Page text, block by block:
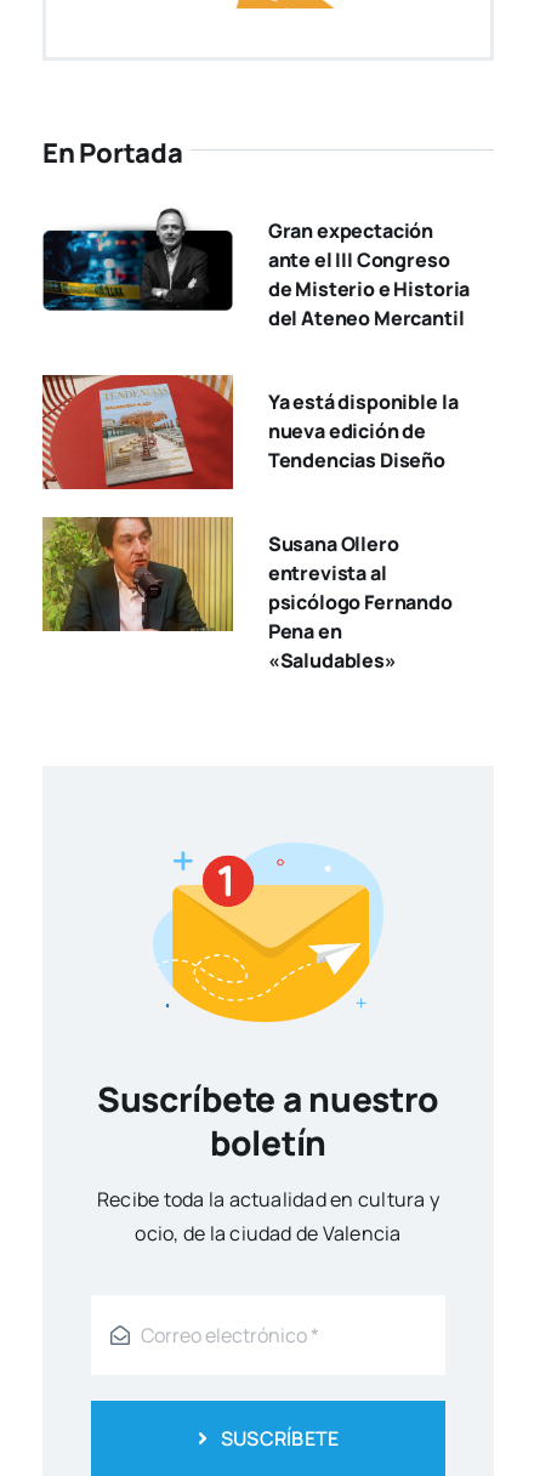
En Portada
Gran expectación
ante el III Congreso
de Misterio e Historia
del Ateneo Mercantil
Ya está disponible la
nueva edición de
Tendencias Diseño
Susana Ollero
entrevista al
psicólogo Fernando
Pena en
«Saludables»
Suscríbete a nuestro
boletín
Reci­be toda la actua­li­dad en cul­tu­ra y
ocio, de la ciu­dad de Valen­cia
SUSCRÍBETE